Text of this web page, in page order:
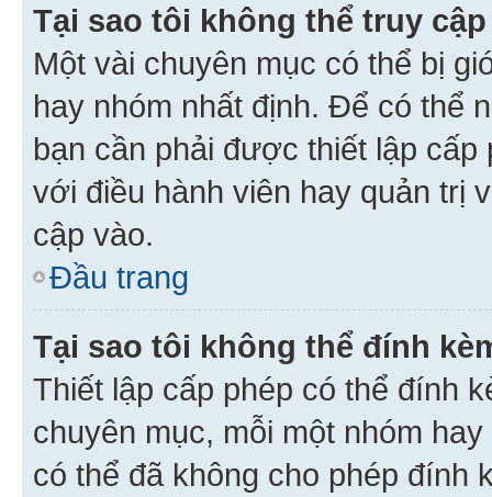
Tại sao tôi không thể truy
Một vài chuyên mục có thể bị
hay nhóm nhất định. Để có thể
bạn cần phải được thiết lập
với điều hành viên hay quản trị
cập vào.
Đầu trang
Tại sao tôi không thể đính
Thiết lập cấp phép có thể đính
chuyên mục, mỗi một nhóm
có thể đã không cho phép đính